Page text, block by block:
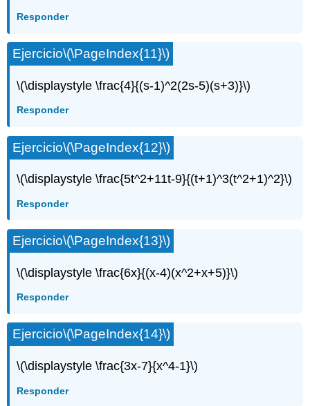
Responder
Ejercicio\(\PageIndex{11}\)
\(\displaystyle \frac{4}{(s-1)^2(2s-5)(s+3)}\)
Responder
Ejercicio\(\PageIndex{12}\)
\(\displaystyle \frac{5t^2+11t-9}{(t+1)^3(t^2+1)^2}\)
Responder
Ejercicio\(\PageIndex{13}\)
\(\displaystyle \frac{6x}{(x-4)(x^2+x+5)}\)
Responder
Ejercicio\(\PageIndex{14}\)
\(\displaystyle \frac{3x-7}{x^4-1}\)
Responder